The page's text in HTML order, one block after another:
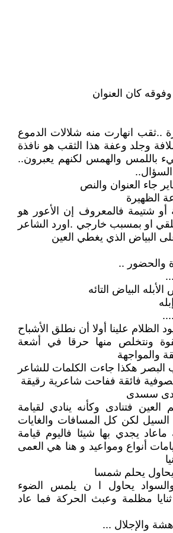
كان العنوان
..ثقب انهارت منه شلالات الدموع
وجلد وعفة هذا الثقب هو نافذة
باللمس والهمس لكنهم يعبرون..
جاء العنوان والنص
الظهيرة
أو شتيمة فالمعروف إن الأعور هو
او بمسبب خارجي .اورد الشاعر
البياض الذي يغطي العين
والحضور ..
البياض التائه
الظلام علينا أولا أن نطلق الأشباح
ونتخلص منها حرقا في أشعة
والمواجهة
هكذا جاءت الكلمات للشاعر
بصوفية فائقة ففاحت شاعرية رقيقة
سسدى
العين فتنادى وكأنه ينادي لقيامة
لكن كل المسافات والغايات
يجدي بها شيئا فاليوم قيامة
أنواع ومواعيد و هنا هي العمى
يحلم شمسا
يحاول ا ن يلمس الضوء
مظلمة وعبث الحركة فما عاد
والإجلال ...